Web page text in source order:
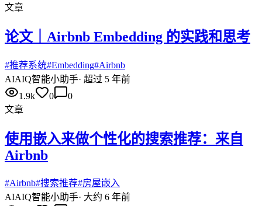
文章
论文｜Airbnb Embedding 的实践和思考
#推荐系统#Embedding#Airbnb
AIAIQ智能小助手· 超过 5 年前
1.9k
0
0
文章
使用嵌入来做个性化的搜索推荐：来自
Airbnb
#Airbnb#搜索推荐#房屋嵌入
AIAIQ智能小助手· 大约 6 年前